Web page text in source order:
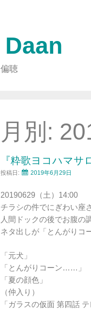
Daan
偏聴
月別:
『粋歌ヨコハマ
投稿日: 2019年6月29日
20190629（土）14:00
チラシの件でにぎわい座
人間ドックの後でお腹の
ネタ出しが「とんがりコ
「元犬」
「とんがりコーン……」
「夏の顔色」
（仲入り）
「ガラスの仮面 第四話